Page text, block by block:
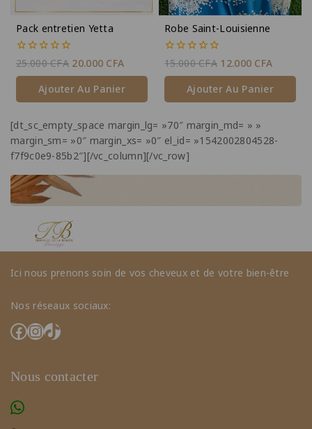
Pack entretien Yetta
0
5
25.000CFA 20.000 CFA
Ajouter Au Panier
Robe Saint-Louisienne
0
5
15.000CFA 12.000 CFA
Ajouter Au Panier
[dt_sc_empty_space margin_lg= »70″ margin_md= » »
margin_sm= »0″ margin_xs= »0″ el_id= »1542002804528-
f7f9c0e9-85b2″][/vc_column][/vc_row]
Ici nous prenons soin de vos cheveux et de votre bien-être
Nos réseaux sociaux:
Nous contacter